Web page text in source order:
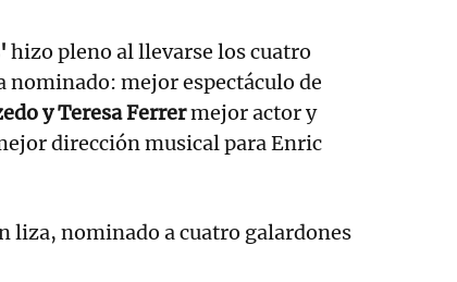
hizo pleno al llevarse los cuatro
nominado: mejor espectáculo de
y Teresa Ferrermejor actor y
dirección musical para Enric
liza, nominado a cuatro galardones